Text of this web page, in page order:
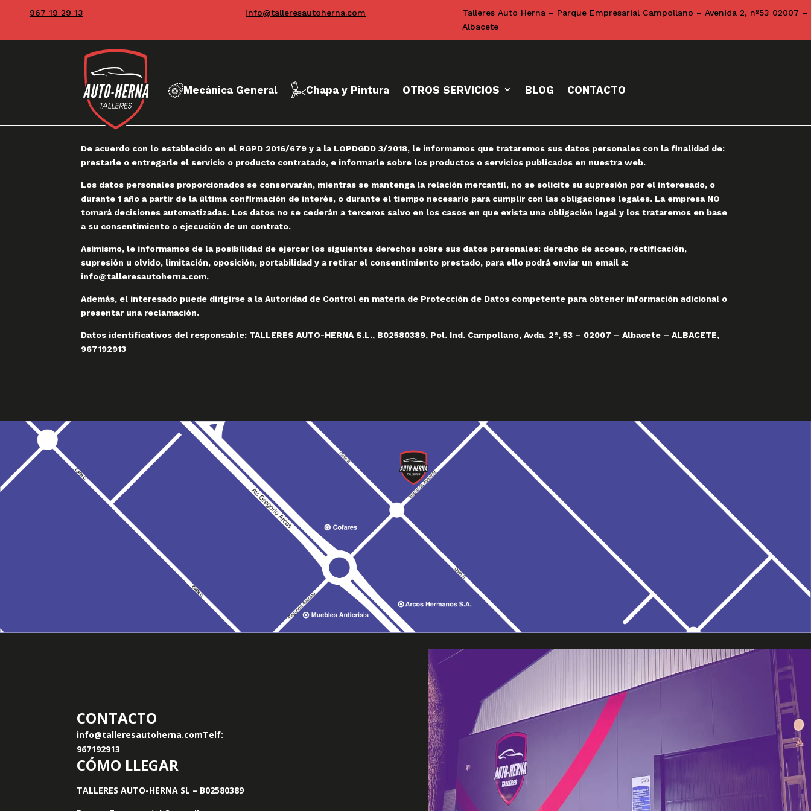
967 19 29 13 info@talleresautoherna.com
Talleres Auto Herna – Parque Empresarial Campollano – Avenida 2, nº53 02007 –
Albacete
Mecánica General Chapa y Pintura OTROS SERVICIOS BLOG CONTACTO
De acuerdo con lo establecido en el RGPD 2016/679 y a la LOPDGDD 3/2018, le informamos que trataremos sus datos personales con la finalidad de:
prestarle o entregarle el servicio o producto contratado, e informarle sobre los productos o servicios publicados en nuestra web.
Los datos personales proporcionados se conservarán, mientras se mantenga la relación mercantil, no se solicite su supresión por el interesado, o
durante 1 año a partir de la última confirmación de interés, o durante el tiempo necesario para cumplir con las obligaciones legales. La empresa NO
tomará decisiones automatizadas. Los datos no se cederán a terceros salvo en los casos en que exista una obligación legal y los trataremos en base
a su consentimiento o ejecución de un contrato.
Asimismo, le informamos de la posibilidad de ejercer los siguientes derechos sobre sus datos personales: derecho de acceso, rectificación,
supresión u olvido, limitación, oposición, portabilidad y a retirar el consentimiento prestado, para ello podrá enviar un email a:
info@talleresautoherna.com.
Además, el interesado puede dirigirse a la Autoridad de Control en materia de Protección de Datos competente para obtener información adicional o
presentar una reclamación.
Datos identificativos del responsable: TALLERES AUTO-HERNA S.L., B02580389, Pol. Ind. Campollano, Avda. 2ª, 53 – 02007 – Albacete – ALBACETE,
967192913
CONTACTO
info@talleresautoherna.comTelf:
967192913
CÓMO LLEGAR
TALLERES AUTO-HERNA SL – B02580389